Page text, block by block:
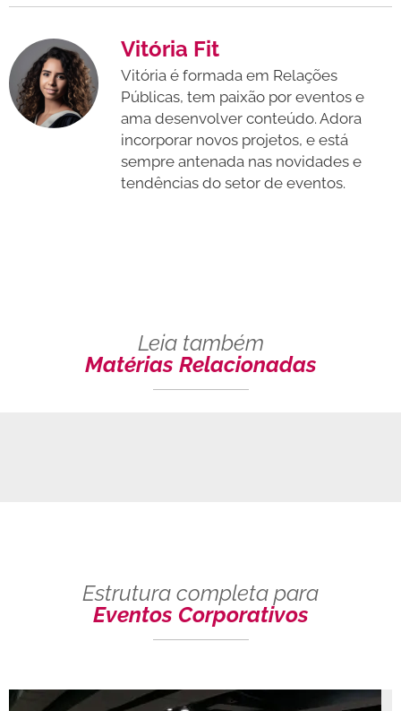
Vitória Fit
Vitória é formada em Relações
Públicas, tem paixão por eventos e
ama desenvolver conteúdo. Adora
incorporar novos projetos, e está
sempre antenada nas novidades e
tendências do setor de eventos.
Leia também
Matérias Relacionadas
Estrutura completa para
Eventos Corporativos